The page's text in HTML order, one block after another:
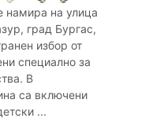
намира на улица
град Бургас,
избор от
специално за
В
са включени
...